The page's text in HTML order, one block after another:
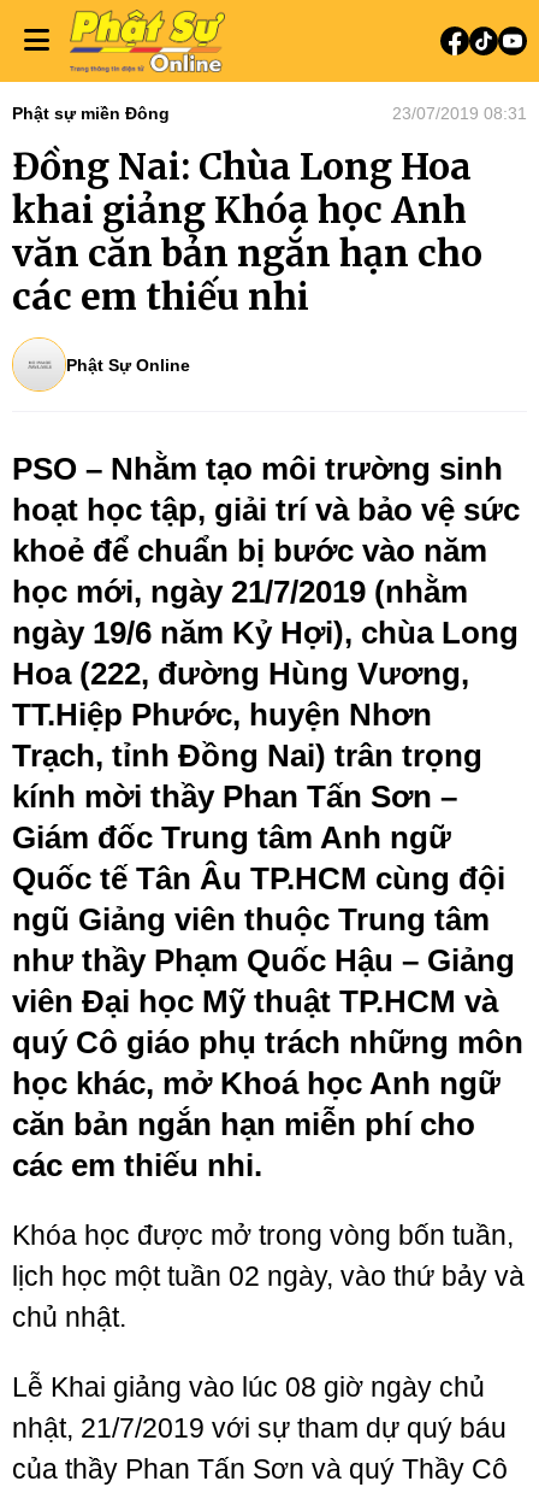
Phật sự miền Đông 23/07/2019 08:31
Đồng Nai: Chùa Long Hoa
khai giảng Khóa học Anh
văn căn bản ngắn hạn cho
các em thiếu nhi
Phật Sự Online
PSO – Nhằm tạo môi trường sinh
hoạt học tập, giải trí và bảo vệ sức
khoẻ để chuẩn bị bước vào năm
học mới, ngày 21/7/2019 (nhằm
ngày 19/6 năm Kỷ Hợi), chùa Long
Hoa (222, đường Hùng Vương,
TT.Hiệp Phước, huyện Nhơn
Trạch, tỉnh Đồng Nai) trân trọng
kính mời thầy Phan Tấn Sơn –
Giám đốc Trung tâm Anh ngữ
Quốc tế Tân Âu TP.HCM cùng đội
ngũ Giảng viên thuộc Trung tâm
như thầy Phạm Quốc Hậu – Giảng
viên Đại học Mỹ thuật TP.HCM và
quý Cô giáo phụ trách những môn
học khác, mở Khoá học Anh ngữ
căn bản ngắn hạn miễn phí cho
các em thiếu nhi.
Khóa học được mở trong vòng bốn tuần,
lịch học một tuần 02 ngày, vào thứ bảy và
chủ nhật.
Lễ Khai giảng vào lúc 08 giờ ngày chủ
nhật, 21/7/2019 với sự tham dự quý báu
của thầy Phan Tấn Sơn và quý Thầy Cô